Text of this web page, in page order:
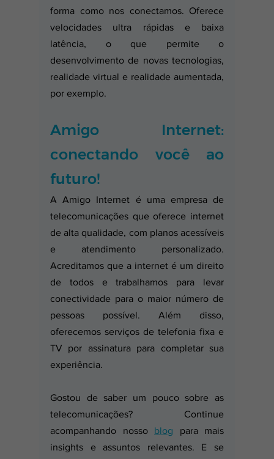
forma como nos conectamos. Oferece
velocidades ultra rápidas e baixa
latência, o que permite o
desenvolvimento de novas tecnologias,
realidade virtual e realidade aumentada,
por exemplo.
Amigo Internet:
conectando você ao
futuro!
A Amigo Internet é uma empresa de
telecomunicações que oferece internet
de alta qualidade, com planos acessíveis
e atendimento personalizado.
Acreditamos que a internet é um direito
de todos e trabalhamos para levar
conectividade para o maior número de
pessoas possível. Além disso,
oferecemos serviços de telefonia fixa e
TV por assinatura para completar sua
experiência.
Gostou de saber um pouco sobre as
telecomunicações? Continue
acompanhando nosso blog para mais
insights e assuntos relevantes. E se